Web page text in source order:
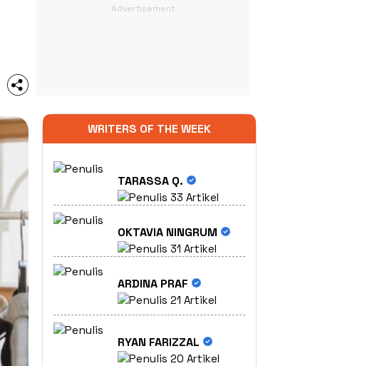
WRITERS OF THE WEEK
TARASSA Q.
33 Artikel
OKTAVIA NINGRUM
31 Artikel
ARDINA PRAF
21 Artikel
RYAN FARIZZAL
20 Artikel